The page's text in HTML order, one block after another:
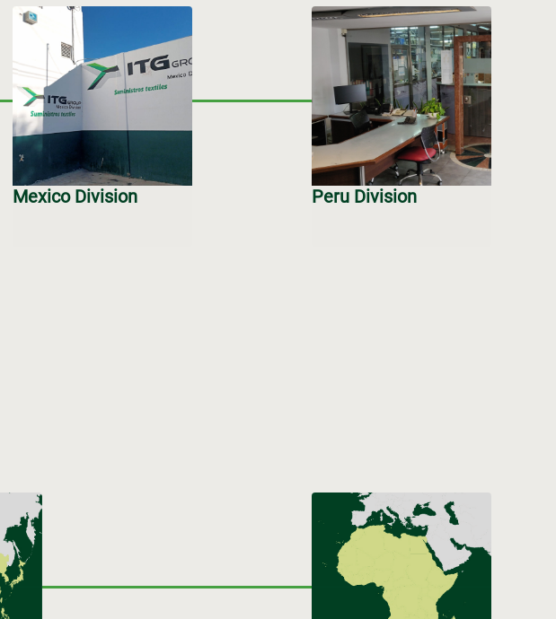
Mexico Division Peru Division